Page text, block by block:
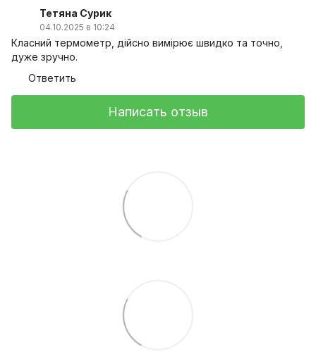
Тетяна Сурик
04.10.2025 в 10:24
Класний термометр, дійсно вимірює швидко та точно,
дуже зручно.
Ответить
Написать отзыв